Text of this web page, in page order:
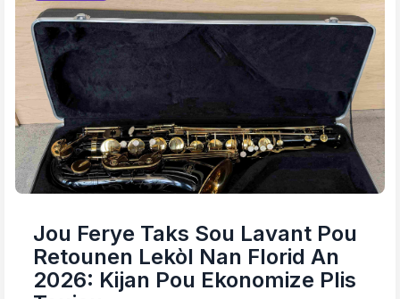
Jou Ferye Taks Sou Lavant Pou
Retounen Lekòl Nan Florid An
2026: Kijan Pou Ekonomize Plis